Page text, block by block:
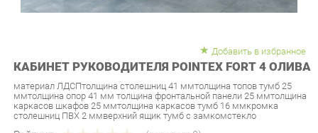
КАБИНЕТ РУКОВОДИТЕЛЯ POINTEX FORT 4 ОЛИВА
материал ЛДСПтолщина столешниц 41 ммтолщина топов тумб 25
ммтолщина опор 41 мм толщина фронтальной панели 25 ммтолщина
каркасов шкафов 25 ммтолщина каркасов тумб 16 ммкромка
столешниц ПВХ 2 ммверхний ящик тумб с замкомстекло
Рейтинг: (голосов:0)